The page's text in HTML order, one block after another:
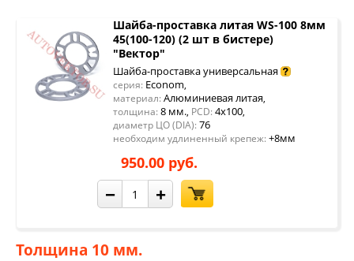
Шайба-проставка литая WS-100 8мм
45(100-120) (2 шт в бистере)
"Вектор"
Шайба-проставка универсальная
серия: Econom,
материал: Алюминиевая литая,
толщина: 8 мм., PCD: 4x100,
диаметр ЦО (DIA): 76
необходим удлиненный крепеж: +8мм
950.00 руб.
− +
Толщина 10 мм.